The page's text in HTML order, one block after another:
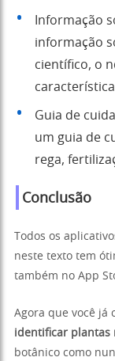
Informação
informação
científico, o
Guia de
um guia de
rega,
Conclusão
Todos os
neste texto tem
também no App
Agora que você já
identificar plantas
botânico como